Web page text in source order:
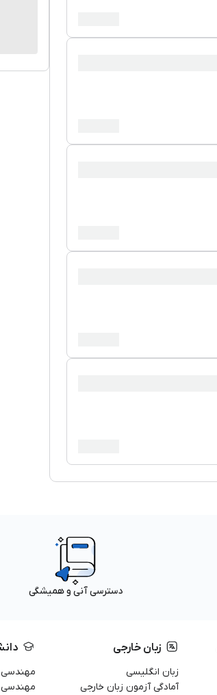
دسترسی آنی و همیشگی
زبان خارجی
زبان انگلیسی
آمادگی آزمون زبان خارجی
مهندسی
مهندسی